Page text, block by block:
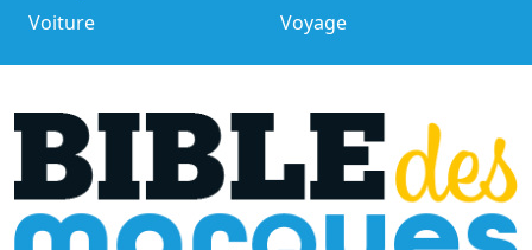
Voiture
Voyage